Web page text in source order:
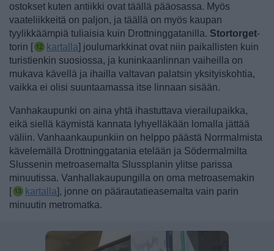
ostokset kuten antiikki ovat täällä pääosassa. Myös
vaateliikkeitä on paljon, ja täällä on myös kaupan
tyylikkäämpiä tuliaisia kuin Drottninggatanilla. Stortorget-
torin [
kartalla] joulumarkkinat ovat niin paikallisten kuin
turistienkin suosiossa, ja kuninkaanlinnan vaiheilla on
mukava kävellä ja ihailla valtavan palatsin yksityiskohtia,
vaikka ei olisi suuntaamassa itse linnaan sisään.
Vanhakaupunki on aina yhtä ihastuttava vierailupaikka,
eikä siellä käymistä kannata lyhyelläkään lomalla jättää
väliin. Vanhaankaupunkiin on helppo päästä Norrmalmista
kävelemällä Drottninggatania etelään ja Södermalmilta
Slussenin metroasemalta Slussplanin ylitse parissa
minuutissa. Vanhallakaupungilla on oma metroasemakin
[
kartalla], jonne on päärautatieasemalta vain parin
minuutin metromatka.